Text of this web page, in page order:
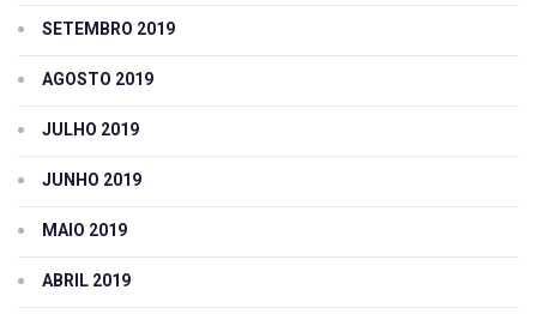
SETEMBRO 2019
AGOSTO 2019
JULHO 2019
JUNHO 2019
MAIO 2019
ABRIL 2019